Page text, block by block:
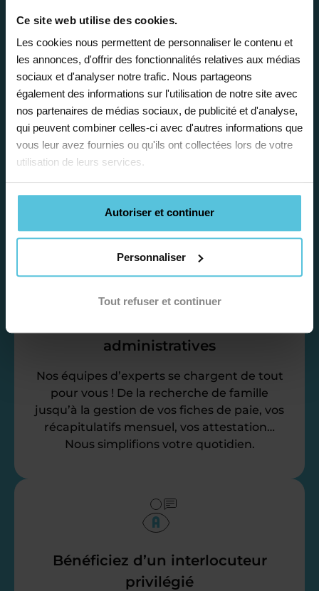
Ce site web utilise des cookies.
Les cookies nous permettent de personnaliser le contenu et
les annonces, d'offrir des fonctionnalités relatives aux médias
sociaux et d'analyser notre trafic. Nous partageons
également des informations sur l'utilisation de notre site avec
nos partenaires de médias sociaux, de publicité et d'analyse,
qui peuvent combiner celles-ci avec d'autres informations que
vous leur avez fournies ou qu'ils ont collectées lors de votre
utilisation de leurs services.
Autoriser et continuer
Personnaliser
Tout refuser et continuer
Enseignez près de chez vous, selon
vos horaires
Afin de garantir le meilleur
vos disponibilités et votre flexibilité.
administratives
Nos équipes d’experts se chargent de tout
pour vous ! De la recherche de famille
jusqu’à la gestion de vos fiches de paie, vos
récapitulatifs mensuel, vos attestation…
Nous simplifions votre quotidien.
Bénéficiez d’un interlocuteur
privilégié